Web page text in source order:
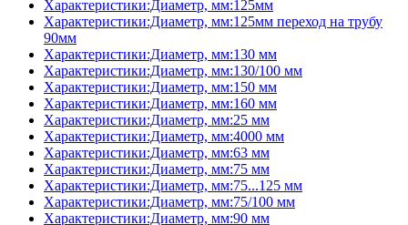
Характеристики:Диаметр, мм:125мм
Характеристики:Диаметр, мм:125мм переход на трубу
90мм
Характеристики:Диаметр, мм:130 мм
Характеристики:Диаметр, мм:130/100 мм
Характеристики:Диаметр, мм:150 мм
Характеристики:Диаметр, мм:160 мм
Характеристики:Диаметр, мм:25 мм
Характеристики:Диаметр, мм:4000 мм
Характеристики:Диаметр, мм:63 мм
Характеристики:Диаметр, мм:75 мм
Характеристики:Диаметр, мм:75...125 мм
Характеристики:Диаметр, мм:75/100 мм
Характеристики:Диаметр, мм:90 мм